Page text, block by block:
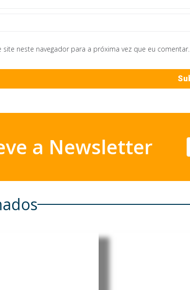
neste navegador para a próxima vez que eu comentar.
a Newsletter